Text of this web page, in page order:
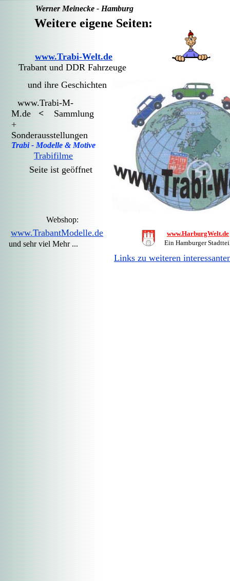
Werner Meinecke - Hamburg
Weitere eigene Seiten:
www.Trabi-Welt.de
Trabant und DDR Fahrzeuge
und ihre Geschichten
www.Trabi-M-
M.de<Sammlung
+
Sonderausstellungen
Trabi - Modelle & Motive
Trabifilme
Seite ist geöffnet
Webshop:
www.TrabantModelle.de
und sehr viel Mehr ...
www.HarburgWelt.de
Ein Hamburger
Links zu weiteren